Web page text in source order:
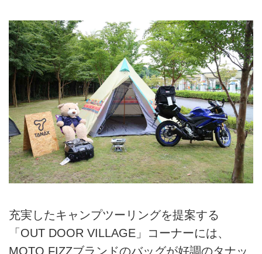
充実したキャンプツーリングを提案する
「OUT DOOR VILLAGE」コーナーには、
MOTO FIZZブランドのバッグが好調のタナッ